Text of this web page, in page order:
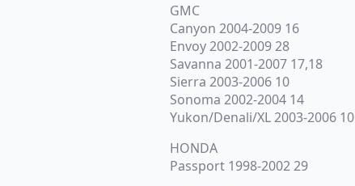
GMC
Canyon 2004-2009 16
Envoy 2002-2009 28
Savanna 2001-2007 17,18
Sierra 2003-2006 10
Sonoma 2002-2004 14
Yukon/Denali/XL 2003-2006 10
HONDA
Passport 1998-2002 29